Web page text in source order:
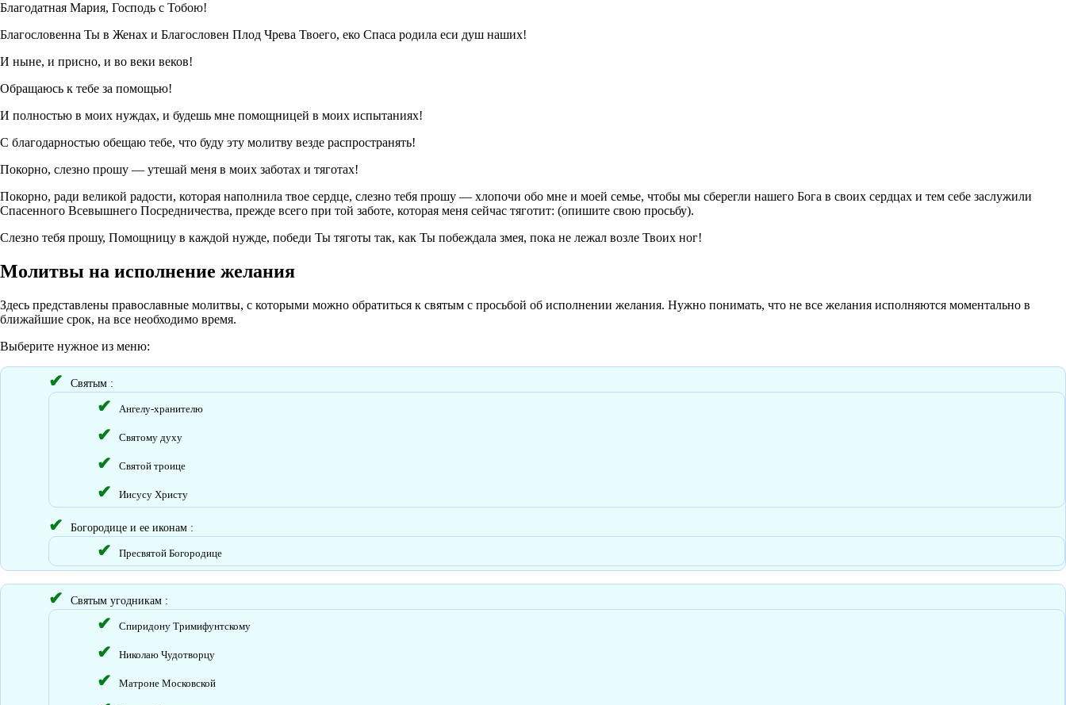
Благодатная Мария, Господь с Тобою!
Благословенна Ты в Женах и Благословен Плод Чрева Твоего, еко Спаса родила еси душ наших!
И ныне, и присно, и во веки веков!
Обращаюсь к тебе за помощью!
И полностью в моих нуждах, и будешь мне помощницей в моих испытаниях!
С благодарностью обещаю тебе, что буду эту молитву везде распространять!
Покорно, слезно прошу — утешай меня в моих заботах и тяготах!
Покорно, ради великой радости, которая наполнила твое сердце, слезно тебя прошу — хлопочи обо мне и моей семье, чтобы мы сберегли нашего Бога в своих сердцах и тем себе заслужили
Спасенного Всевышнего Посредничества, прежде всего при той заботе, которая меня сейчас тяготит: (опишите свою просьбу).
Слезно тебя прошу, Помощницу в каждой нужде, победи Ты тяготы так, как Ты побеждала змея, пока не лежал возле Твоих ног!
Молитвы на исполнение желания
Здесь представлены православные молитвы, с которыми можно обратиться к святым с просьбой об исполнении желания. Нужно понимать, что не все желания исполняются моментально в
ближайшие срок, на все необходимо время.
Выберите нужное из меню:
Святым :
Ангелу-хранителю
Святому духу
Святой троице
Иисусу Христу
Богородице и ее иконам :
Пресвятой Богородице
Святым угодникам :
Спиридону Тримифунтскому
Николаю Чудотворцу
Матроне Московской